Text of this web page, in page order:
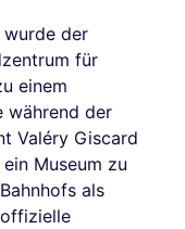
wurde der
für
einem
während der
Valéry Giscard
Museum zu
als